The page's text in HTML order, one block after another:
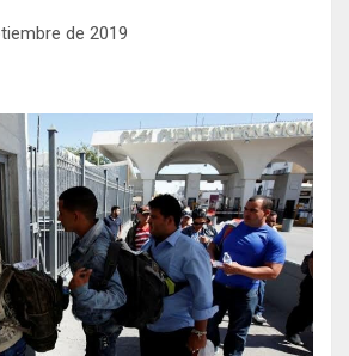
de 2019